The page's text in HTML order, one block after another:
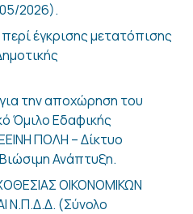
2026).
έγκρισης μετατόπισης
την αποχώρηση του
Όμιλο Εδαφικής
ΠΟΛΗ – Δίκτυο
Ανάπτυξη.
ΟΙΚΟΝΟΜΙΚΩΝ
Ν.Π.Δ.Δ. (Σύνολο